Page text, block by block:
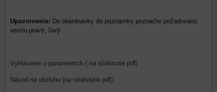
Upozornenie: Do objednávky do poznámky poznačte požadovanú
verziu pravý, ľavý.
Vyhlásenie o parametroch ( na stiahnutie pdf)
Návod na obsluhu (na stiahnutie pdf)